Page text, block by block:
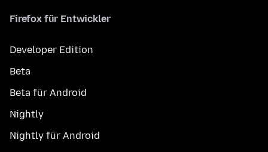
Firefox für Entwickler
Developer Edition
Beta
Beta für Android
Nightly
Nightly für Android